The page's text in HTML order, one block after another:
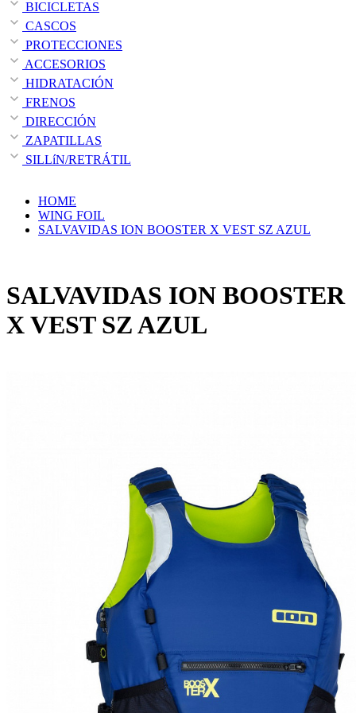
BICICLETAS
CASCOS
PROTECCIONES
ACCESORIOS
HIDRATACIÓN
FRENOS
DIRECCIÓN
ZAPATILLAS
SILLíN/RETRÁTIL
HOME
WING FOIL
SALVAVIDAS ION BOOSTER X VEST SZ AZUL
SALVAVIDAS ION BOOSTER
X VEST SZ AZUL